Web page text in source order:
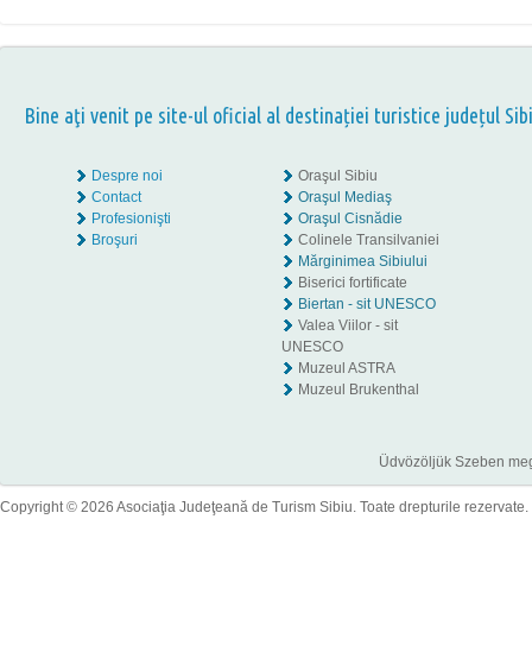
Bine aţi venit pe site-ul oficial al destinației turistice județul
Despre noi
Contact
Profesionişti
Broşuri
Oraşul Sibiu
Oraşul Mediaş
Oraşul Cisnădie
Colinele Transilvaniei
Mărginimea Sibiului
Biserici fortificate
Biertan - sit UNESCO
Valea Viilor - sit
UNESCO
Muzeul ASTRA
Muzeul Brukenthal
Üdvözöljük Szeben
Copyright © 2026 Asociaţia Judeţeană de Turism Sibiu. Toate drepturile rezervate.